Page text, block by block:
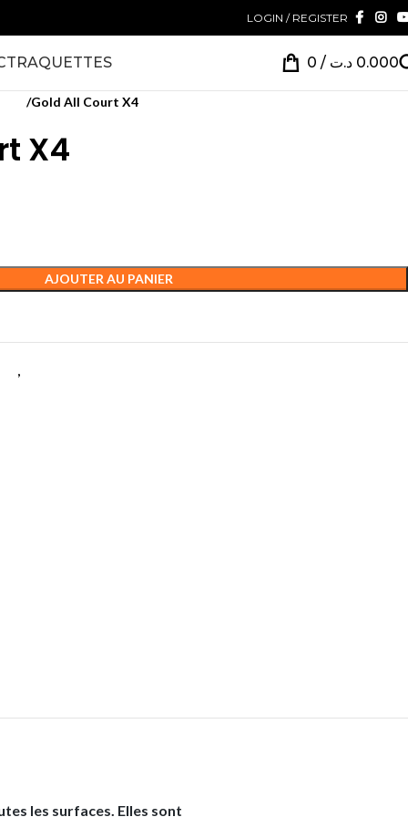
LOGIN / REGISTER
RAQUETTES 0 / 0.000 د.ت
Gold All Court X4
X4
AJOUTER AU PANIER
,
les surfaces. Elles sont